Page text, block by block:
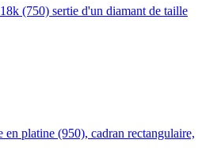
(750) sertie d'un diamant de taille
en platine (950), cadran rectangulaire,